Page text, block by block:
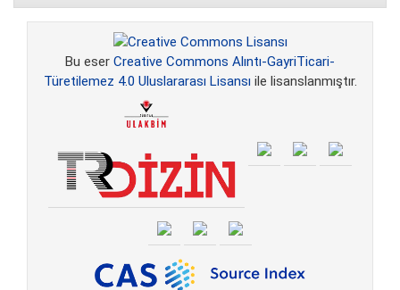
Bu eser Creative Commons Alıntı-GayriTicari-
Türetilemez 4.0 Uluslararası Lisansı ile lisanslanmıştır.